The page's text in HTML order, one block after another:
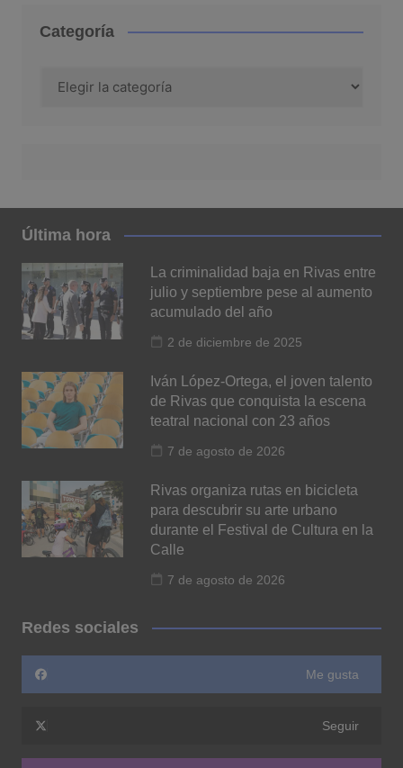
Categoría
Última hora
La criminalidad baja en Rivas entre
julio y septiembre pese al aumento
acumulado del año
2 de diciembre de 2025
Iván López-Ortega, el joven talento
de Rivas que conquista la escena
teatral nacional con 23 años
7 de agosto de 2026
Rivas organiza rutas en bicicleta
para descubrir su arte urbano
durante el Festival de Cultura en la
Calle
7 de agosto de 2026
Redes sociales
Me gusta
Seguir